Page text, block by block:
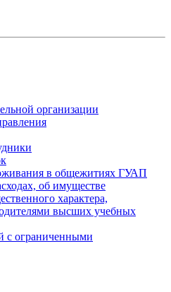
организации
в общежитиях ГУАП
об имуществе
характера,
высших учебных
с ограниченными